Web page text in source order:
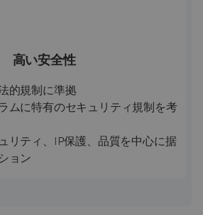
高い安全性
的規制に準拠
ムに特有のセキュリティ規制を考
リティ、IP保護、品質を中心に据
ョン